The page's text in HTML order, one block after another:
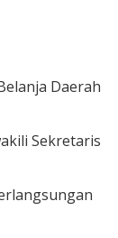
Daerah
Sekretaris